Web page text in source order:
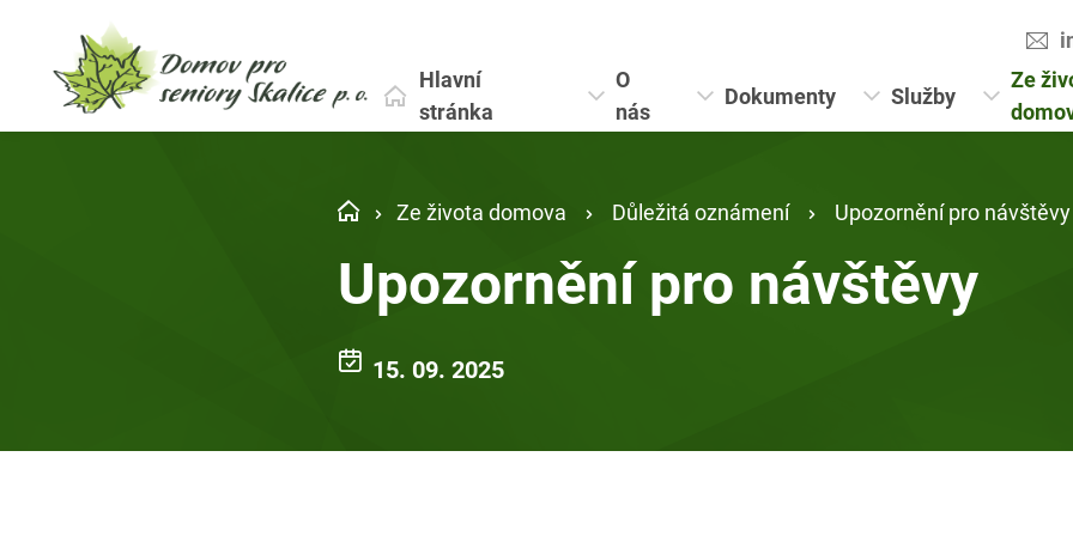
Hlavní
stránka
O
nás
Dokumenty Služby
Ze
Ze života domova Důležitá oznámení Upozornění pro návštěvy
Upozornění pro návštěvy
15. 09. 2025